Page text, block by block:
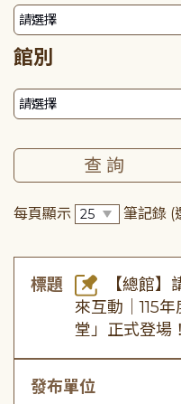
館別
每頁顯示 筆記錄 (
標題
【總館】
來互動｜115
堂」正式登場！
發布單位